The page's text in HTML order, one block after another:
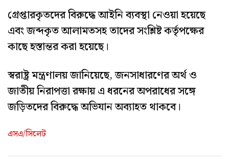
গ্রেপ্তারকৃতদের বিরুদ্ধে আইনি ব্যবস্থা নেওয়া হয়েছে
এবং জব্দকৃত আলামতসহ তাদের সংশ্লিষ্ট কর্তৃপক্ষের
কাছে হস্তান্তর করা হয়েছে।
স্বরাষ্ট্র মন্ত্রণালয় জানিয়েছে, জনসাধারণের অর্থ ও
জাতীয় নিরাপত্তা রক্ষায় এ ধরনের অপরাধের সঙ্গে
জড়িতদের বিরুদ্ধে অভিযান অব্যাহত থাকবে।
এসএ/সিলেট